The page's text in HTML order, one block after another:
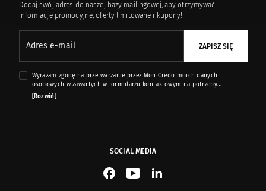
Dodaj swój adres do naszej bazy mailingowej, aby otrzymywać
informacje promocyjne, oferty limitowane i kupony!
Adres e-mail ZAPISZ SIĘ
Wyrażam zgodę na przetwarzanie przez Mon Credo moich danych
osobowych w zawartych w formularzu kontaktowym na potrzeby
przesyłania mi informacji marketingowych dotyczących produktów i usług
[Rozwiń]
SOCIAL MEDIA
See our Facebook
See our YouTube channel
See our LinkedIn